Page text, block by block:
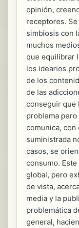
opinión,
receptores.
simbiosis con
muchos
que equilibrar
los idearios
de los
de las
conseguir que
problema
comunica,
suministrada
casos, se
consumo.
global, pero
de vista,
media y la
problemática
general,